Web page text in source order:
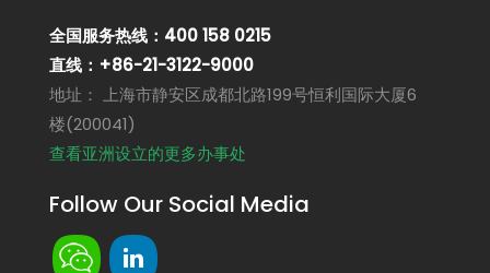
全国服务热线：400 158 0215
直线：+86-21-3122-9000
地址： 上海市静安区成都北路199号恒利国际大厦6
楼(200041)
查看亚洲设立的更多办事处
Follow Our Social Media